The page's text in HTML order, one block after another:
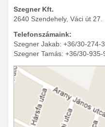
Szegner Kft.
2640 Szendehely, Váci út 27.
Telefonszámaink:
Szegner Jakab: +36/30-274-
Szegner Tamás: +36/30-935-